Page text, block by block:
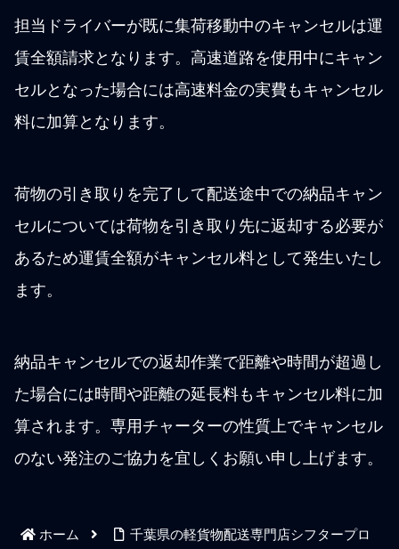
担当ドライバーが既に集荷移動中のキャンセルは運
賃全額請求となります。高速道路を使用中にキャン
セルとなった場合には高速料金の実費もキャンセル
料に加算となります。
荷物の引き取りを完了して配送途中での納品キャン
セルについては荷物を引き取り先に返却する必要が
あるため運賃全額がキャンセル料として発生いたし
ます。
納品キャンセルでの返却作業で距離や時間が超過し
た場合には時間や距離の延長料もキャンセル料に加
算されます。専用チャーターの性質上でキャンセル
のない発注のご協力を宜しくお願い申し上げます。
ホーム
千葉県の軽貨物配送専門店シフタープロ